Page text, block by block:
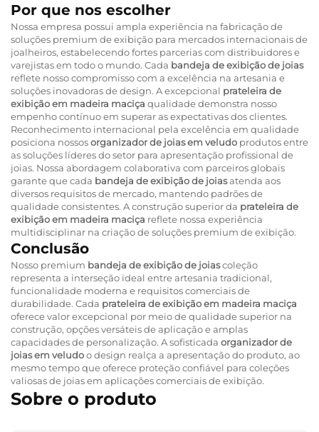
Por que nos escolher
Nossa empresa possui ampla experiência na fabricação de
soluções premium de exibição para mercados internacionais de
joalheiros, estabelecendo fortes parcerias com distribuidores e
varejistas em todo o mundo. Cada bandeja de exibição de joias
reflete nosso compromisso com a excelência na artesania e
soluções inovadoras de design. A excepcional prateleira de
exibição em madeira maciça qualidade demonstra nosso
empenho contínuo em superar as expectativas dos clientes.
Reconhecimento internacional pela excelência em qualidade
posiciona nossosorganizador de joias em veludo produtos entre
as soluções líderes do setor para apresentação profissional de
joias. Nossa abordagem colaborativa com parceiros globais
garante que cada bandeja de exibição de joiasatenda aos
diversos requisitos de mercado, mantendo padrões de
qualidade consistentes. A construção superior da prateleira de
exibição em madeira maciça reflete nossa experiência
multidisciplinar na criação de soluções premium de exibição.
Conclusão
Nosso premium bandeja de exibição de joiascoleção
representa a interseção ideal entre artesania tradicional,
funcionalidade moderna e requisitos comerciais de
durabilidade. Cada prateleira de exibição em madeira maciça
oferece valor excepcional por meio de qualidade superior na
construção, opções versáteis de aplicação e amplas
capacidades de personalização. A sofisticada organizador de
joias em veludoo design realça a apresentação do produto, ao
mesmo tempo que oferece proteção confiável para coleções
valiosas de joias em aplicações comerciais de exibição.
Sobre o produto